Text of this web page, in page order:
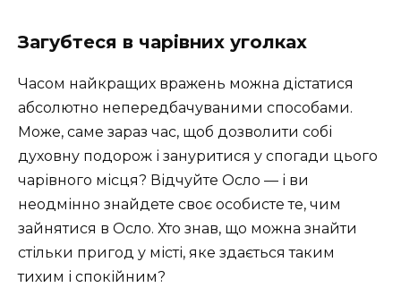
Загубтеся в чарівних уголках
Часом найкращих вражень можна дістатися
абсолютно непередбачуваними способами.
Може, саме зараз час, щоб дозволити собі
духовну подорож і зануритися у спогади цього
чарівного місця? Відчуйте Осло — і ви
неодмінно знайдете своє особисте те, чим
зайнятися в Осло. Хто знав, що можна знайти
стільки пригод у місті, яке здається таким
тихим і спокійним?